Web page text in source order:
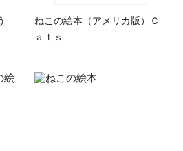
ねこの絵本（アメリカ版）Ｃ
ａｔｓ